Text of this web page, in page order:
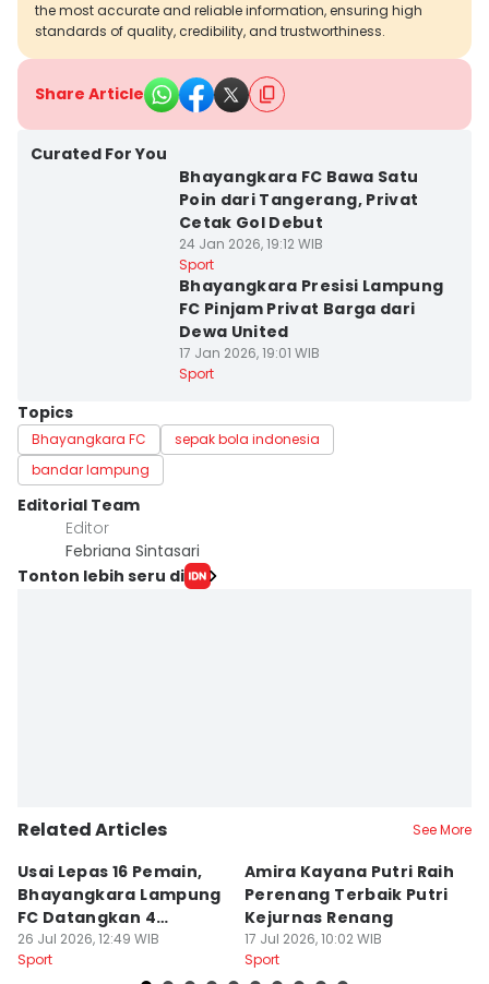
the most accurate and reliable information, ensuring high
standards of quality, credibility, and trustworthiness.
Share Article
Curated For You
Bhayangkara FC Bawa Satu
Poin dari Tangerang, Privat
Cetak Gol Debut
24 Jan 2026, 19:12 WIB
Sport
Bhayangkara Presisi Lampung
FC Pinjam Privat Barga dari
Dewa United
17 Jan 2026, 19:01 WIB
Sport
Topics
Bhayangkara FC
sepak bola indonesia
bandar lampung
Editorial Team
Editor
Febriana Sintasari
Tonton lebih seru di
Related Articles See More
Usai Lepas 16 Pemain,
Bhayangkara Lampung
FC Datangkan 4
Rekrutan
26 Jul 2026, 12:49 WIB
Sport
Amira Kayana Putri Raih
Perenang Terbaik Putri
Kejurnas Renang
17 Jul 2026, 10:02 WIB
Sport